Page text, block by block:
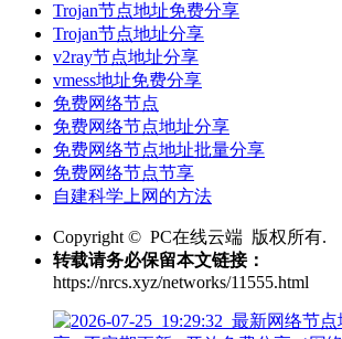
Trojan节点地址免费分享
Trojan节点地址分享
v2ray节点地址分享
vmess地址免费分享
免费网络节点
免费网络节点地址分享
免费网络节点地址批量分享
免费网络节点节享
自建科学上网的方法
Copyright © PC在线云端 版权所有.
转载请务必保留本文链接：
https://nrcs.xyz/networks/11555.html